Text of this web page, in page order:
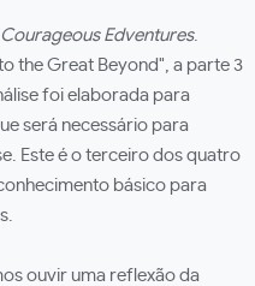
Courageous Edventures.
the Great Beyond", a parte 3
foi elaborada para
será necessário para
Este é o terceiro dos quatro
básico para
ouvir uma reflexão da